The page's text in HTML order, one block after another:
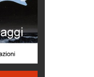
storia
Editoriale